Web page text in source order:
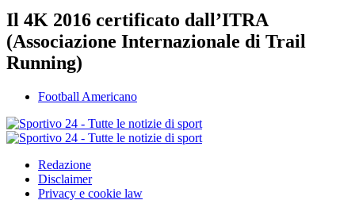
Il 4K 2016 certificato dall’ITRA
(Associazione Internazionale di Trail
Running)
Football Americano
Redazione
Disclaimer
Privacy e cookie law